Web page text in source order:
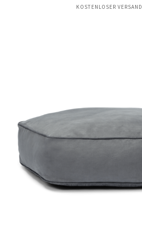
KOSTENLOSER VERSAND